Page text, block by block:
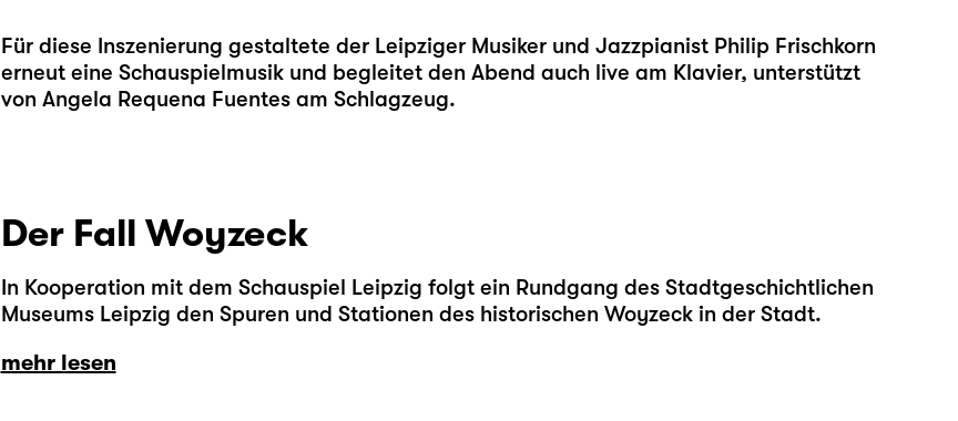
Für diese Inszenierung gestaltete der Leipziger Musiker und Jazzpianist Philip Frischkorn
erneut eine Schauspielmusik und begleitet den Abend auch live am Klavier, unterstützt
von Angela Requena Fuentes am Schlagzeug.
Der Fall Woyzeck
In Kooperation mit dem Schauspiel Leipzig folgt ein Rundgang des Stadtgeschichtlichen
Museums Leipzig den Spuren und Stationen des historischen Woyzeck in der Stadt.
mehr lesen